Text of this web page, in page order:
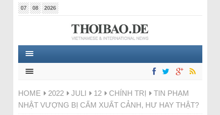
07 08 2026
HOME 2022 JULI 12 CHÍNH TRỊ
TIN PHẠM
NHẬT VƯỢNG BỊ CẤM XUẤT CẢNH, HƯ HAY THẬT?